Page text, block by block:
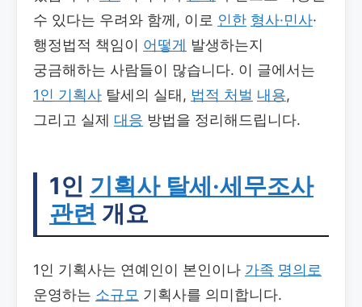
수 있다는 우려와 함께, 이로 인한 형사·민사·
행정법적 책임이 어떻게 발생하는지
궁금해하는 사람들이 많습니다. 이 글에서는
1인 기획사 탈세의 실태, 법적 처벌 내용,
그리고 실제 대응 방법을 정리해드립니다.
1인 기획사 탈세·세무조사
관련 개요
1인 기획사는 연예인이 본인이나 가족 명의로
운영하는 소규모 기획사를 의미합니다.